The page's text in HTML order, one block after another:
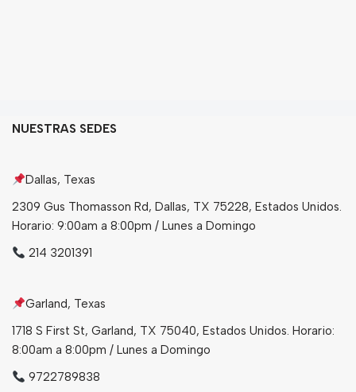
NUESTRAS SEDES
Dallas, Texas
2309 Gus Thomasson Rd, Dallas, TX 75228, Estados Unidos.
Horario: 9:00am a 8:00pm / Lunes a Domingo
214 3201391
Garland, Texas
1718 S First St, Garland, TX 75040, Estados Unidos. Horario:
8:00am a 8:00pm / Lunes a Domingo
9722789838